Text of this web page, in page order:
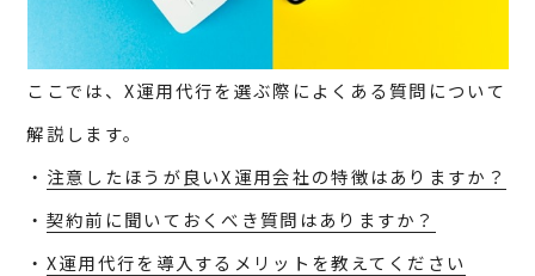
ここでは、X運用代行を選ぶ際によくある質問について
解説します。
・ 注意したほうが良いX運用会社の特徴はありますか？
・ 契約前に聞いておくべき質問はありますか？
・ X運用代行を導入するメリットを教えてください